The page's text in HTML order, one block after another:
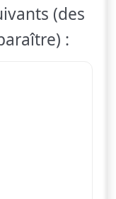
(des
: